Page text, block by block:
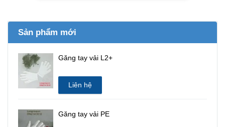
Sản phẩm mới
Găng tay vải L2+
Liên hệ
Găng tay vải PE